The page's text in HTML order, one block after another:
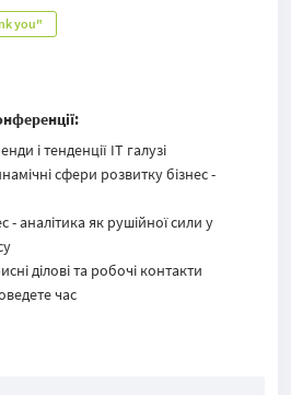
you"
і тенденції ІТ галузі​
сфери розвитку бізнес -
- аналітика як рушійної сили у
ділові та робочі контакти​
час